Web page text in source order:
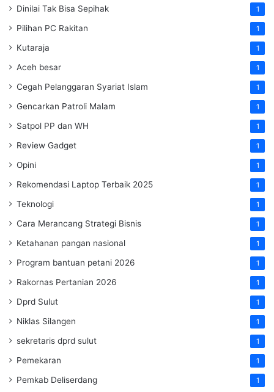
Dinilai Tak Bisa Sepihak 1
Pilihan PC Rakitan 1
Kutaraja 1
Aceh besar 1
Cegah Pelanggaran Syariat Islam 1
Gencarkan Patroli Malam 1
Satpol PP dan WH 1
Review Gadget 1
Opini 1
Rekomendasi Laptop Terbaik 2025 1
Teknologi 1
Cara Merancang Strategi Bisnis 1
Ketahanan pangan nasional 1
Program bantuan petani 2026 1
Rakornas Pertanian 2026 1
Dprd Sulut 1
Niklas Silangen 1
sekretaris dprd sulut 1
Pemekaran 1
Pemkab Deliserdang 1